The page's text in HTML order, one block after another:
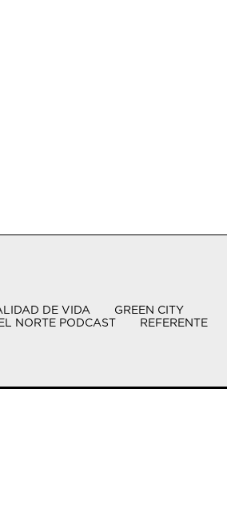
DE VIDA
GREEN CITY
NORTE PODCAST REFERENTE